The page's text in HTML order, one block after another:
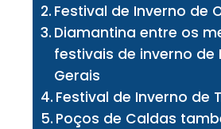
Festival de Inverno de
Diamantina entre os
festivais de inverno de
Gerais
Festival de Inverno de
Poços de Caldas